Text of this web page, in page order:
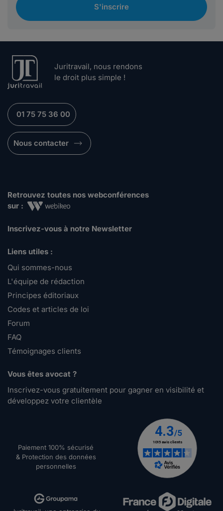
S'inscrire
Juritravail, nous rendons
le droit plus simple !
01 75 75 36 00
Nous contacter
Retrouvez toutes nos webconférences
sur :
Inscrivez-vous à notre Newsletter
Liens utiles :
Qui sommes-nous
L'équipe de rédaction
Principes éditoriaux
Codes et articles de loi
Forum
FAQ
Témoignages clients
Vous êtes avocat ?
Inscrivez-vous gratuitement pour gagner en visibilité et
développez votre clientèle
Paiement 100% sécurisé
& Protection des données
personnelles